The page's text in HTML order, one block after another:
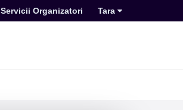
Servicii Organizatori Tara